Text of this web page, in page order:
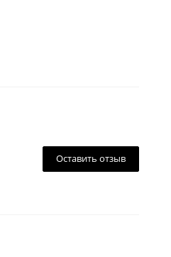
Оставить отзыв